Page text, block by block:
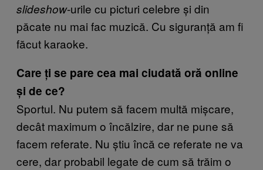
slideshow-urile cu picturi celebre și din
păcate nu mai fac muzică. Cu siguranță am fi
făcut karaoke.
Care ți se pare cea mai ciudată oră online
și de ce?
Sportul. Nu putem să facem multă mișcare,
decât maximum o încălzire, dar ne pune să
facem referate. Nu știu încă ce referate ne va
cere, dar probabil legate de cum să trăim o